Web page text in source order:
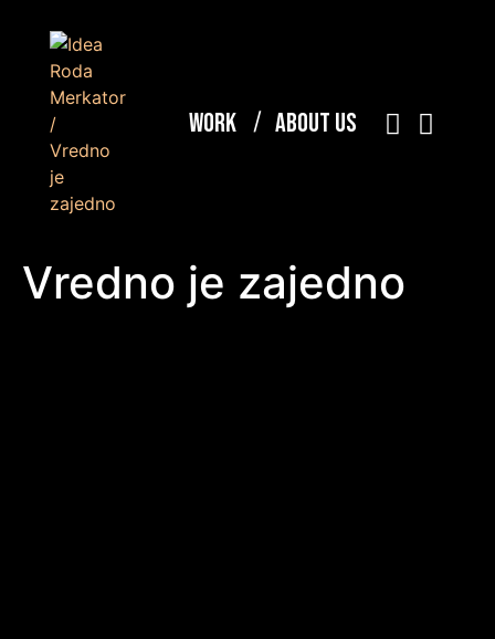
Work About Us
Vredno je zajedno